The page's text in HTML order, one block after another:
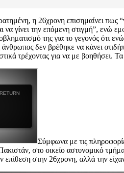
η 26χρονη επισημαίνει πως
να γίνει την επόμενη στιγμή”, ενώ
της για το γεγονός ότι
δεν βρέθηκε να κάνει
τρέχοντας για να με βοηθήσει.
Σύμφωνα με τις
στο οικείο αστυνομικό
επίθεση στην 26χρονη, αλλά την